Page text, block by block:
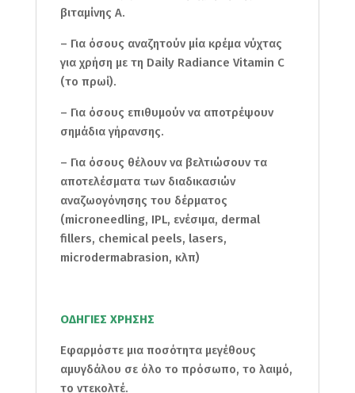
βιταμίνης Α.
– Για όσους αναζητούν μία κρέμα νύχτας
για χρήση με τη Daily Radiance Vitamin C
(το πρωί).
– Για όσους επιθυμούν να αποτρέψουν
σημάδια γήρανσης.
– Για όσους θέλουν να βελτιώσουν τα
αποτελέσματα των διαδικασιών
αναζωογόνησης του δέρματος
(microneedling, IPL, ενέσιμα, dermal
fillers, chemical peels, lasers,
microdermabrasion, κλπ)
ΟΔΗΓΙΕΣ ΧΡΗΣΗΣ
Εφαρμόστε μια ποσότητα μεγέθους
αμυγδάλου σε όλο το πρόσωπο, το λαιμό,
το ντεκολτέ.